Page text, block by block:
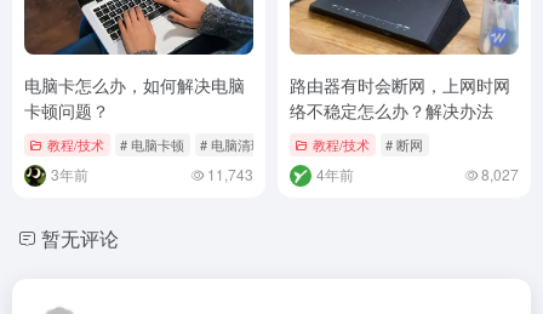
电脑卡怎么办，如何解决电脑
卡顿问题？
教程/技术 # 电脑卡顿 # 电脑清理
3年前 11,743
路由器有时会断网，上网时网
络不稳定怎么办？解决办法
教程/技术 # 断网
4年前 8,027
暂无评论